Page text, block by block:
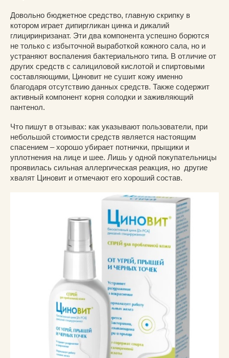
Довольно бюджетное средство, главную скрипку в
котором играет дипиргликан цинка и дикалий
глициринризанат. Эти два компонента успешно борются
не только с избыточной выработкой кожного сала, но и
устраняют воспаления бактериального типа. В отличие от
других средств с салициловой кислотой и спиртовыми
составляющими, Циновит не сушит кожу именно
благодаря отсутствию данных средств. Также содержит
активный компонент корня солодки и заживляющий
пантенол.
Что пишут в отзывах: как указывают пользователи, при
небольшой стоимости средств является настоящим
спасением – хорошо убирает потнички, прыщики и
уплотнения на лице и шее. Лишь у одной покупательницы
проявилась сильная аллергическая реакция, но другие
хвалят Циновит и отмечают его хороший состав.